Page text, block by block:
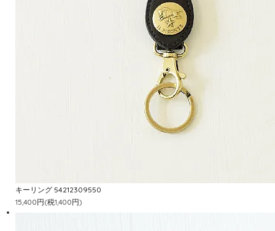
キーリング 54212309550
15,400円(税1,400円)